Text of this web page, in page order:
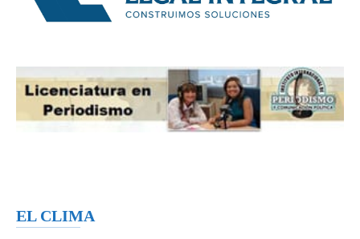
EL CLIMA